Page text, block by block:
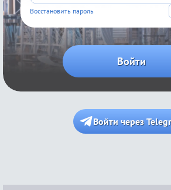
Восстановить пароль
Войти
Войти через